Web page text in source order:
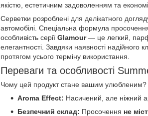
якістю, естетичним задоволенням та
Серветки розроблені для делікатного
автомобілі. Спеціальна формула
особливість серії Glamour— це легкий,
елегантності. Завдяки наявності надійного
протягом усього терміну використання.
Переваги та особливості
Чому цей продукт стане вашим улюбленим?
Aroma Effect: Насичений, але ніжний
Безпечний склад: Просочення не